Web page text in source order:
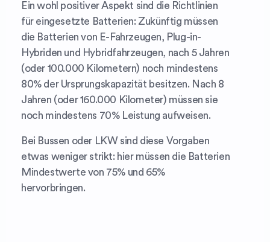
Ein wohl positiver Aspekt sind die Richtlinien
für eingesetzte Batterien: Zukünftig müssen
die Batterien von E-Fahrzeugen, Plug-in-
Hybriden und Hybridfahrzeugen, nach 5 Jahren
(oder 100.000 Kilometern) noch mindestens
80% der Ursprungskapazität besitzen. Nach 8
Jahren (oder 160.000 Kilometer) müssen sie
noch mindestens 70% Leistung aufweisen.
Bei Bussen oder LKW sind diese Vorgaben
etwas weniger strikt: hier müssen die Batterien
Mindestwerte von 75% und 65%
hervorbringen.